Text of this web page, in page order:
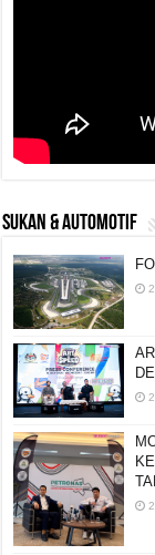
SUKAN & AUTOMOTIF